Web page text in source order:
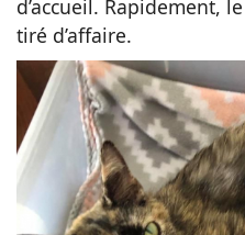
d’accueil. Rapidement,
tiré d’affaire.